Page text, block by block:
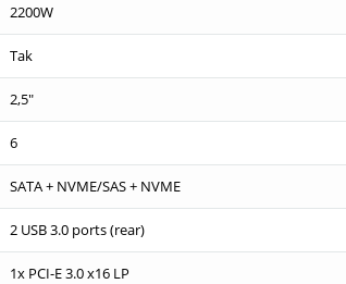
2200W
Tak
2,5"
6
SATA + NVME/SAS + NVME
2 USB 3.0 ports (rear)
1x PCI-E 3.0 x16 LP